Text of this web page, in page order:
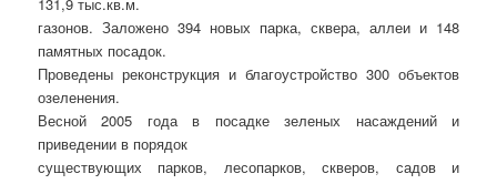
газонов. Заложено 394 новых парка, сквера, аллеи и 148
памятных посадок.
Проведены реконструкция и благоустройство 300 объектов
озеленения.
Весной 2005 года в посадке зеленых насаждений и
приведении в порядок
существующих парков, лесопарков, скверов, садов и